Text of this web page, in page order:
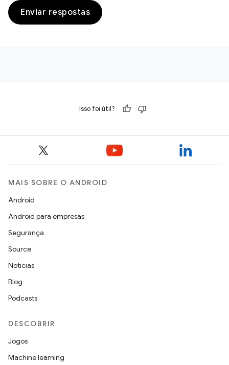
Enviar respostas
Isso foi útil?
MAIS SOBRE O ANDROID
Android
Android para empresas
Segurança
Source
Notícias
Blog
Podcasts
DESCOBRIR
Jogos
Machine learning